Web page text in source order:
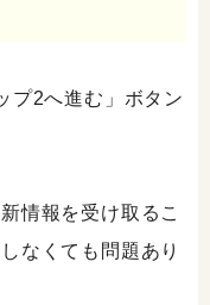
プ2へ進む」ボタン
情報を受け取るこ
なくても問題あり